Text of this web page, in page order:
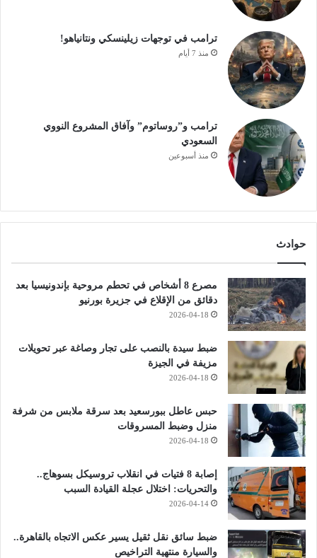
ترامب في توجهات زيلينسكي ونتانياهو!
منذ 7 أيام
ترامب و”روساتوم” وآفاق المشروع النووي
السعودي
منذ أسبوعين
حوادث
مصرع 8 أشخاص في تحطم مروحية بإندونيسيا بعد
دقائق من الإقلاع في جزيرة بورنيو
2026-04-18
ضبط سيدة بالنصب على تجار وصاغة عبر تحويلات
مزيفة في الجيزة
2026-04-18
حبس عاطل ببورسعيد بعد سرقة ملابس من شرفة
منزل وضبط المسروقات
2026-04-18
إصابة 8 فتيات في انقلاب تروسيكل بسوهاج..
والتحريات: اختلال عجلة القيادة السبب
2026-04-14
ضبط سائق نقل ثقيل يسير عكس الاتجاه بالقاهرة..
والسيارة منتهية التراخيص